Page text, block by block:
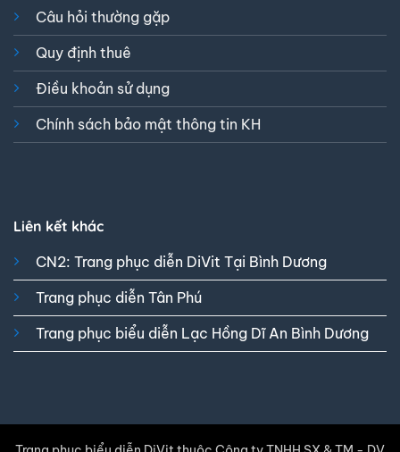
Câu hỏi thường gặp
Quy định thuê
Điều khoản sử dụng
Chính sách bảo mật thông tin KH
Liên kết khác
CN2: Trang phục diễn DiVit Tại Bình Dương
Trang phục diễn Tân Phú
Trang phục biểu diễn Lạc Hồng Dĩ An Bình Dương